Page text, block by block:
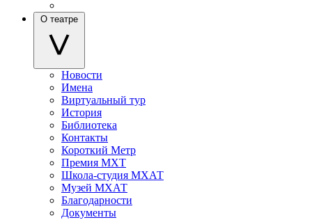
О театре
Новости
Имена
Виртуальный тур
История
Библиотека
Контакты
Короткий Метр
Премия МХТ
Школа-студия МХАТ
Музей МХАТ
Благодарности
Документы